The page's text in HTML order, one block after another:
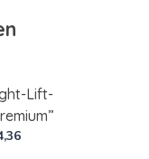
Lift-
Huidige